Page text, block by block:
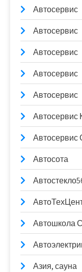
Автосервис
Автосервис
Автосервис
Автосервис
Автосервис
Автосервис
Автосервис
Автосота
Автошкола
Азия, сауна